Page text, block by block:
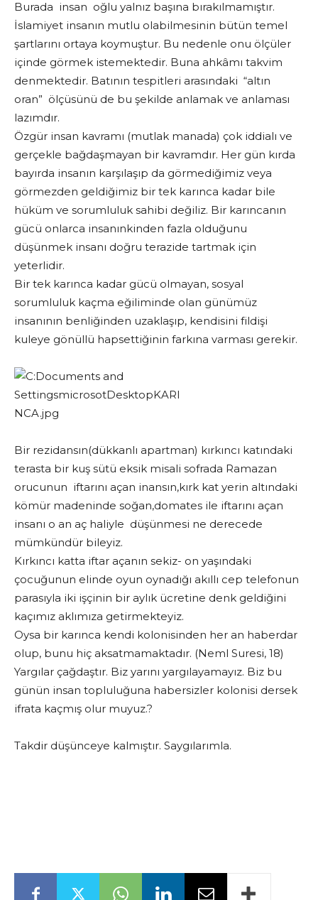
Burada insan oğlu yalnız başına bırakılmamıştır.
İslamiyet insanın mutlu olabilmesinin bütün temel
şartlarını ortaya koymuştur. Bu nedenle onu ölçüler
içinde görmek istemektedir. Buna ahkâmı takvim
denmektedir. Batının tespitleri arasındaki “altın
oran” ölçüsünü de bu şekilde anlamak ve anlaması
lazımdır.
Özgür insan kavramı (mutlak manada) çok iddialı ve
gerçekle bağdaşmayan bir kavramdır. Her gün kırda
bayırda insanın karşılaşıp da görmediğimiz veya
görmezden geldiğimiz bir tek karınca kadar bile
hüküm ve sorumluluk sahibi değiliz. Bir karıncanın
gücü onlarca insanınkinden fazla olduğunu
düşünmek insanı doğru terazide tartmak için
yeterlidir.
Bir tek karınca kadar gücü olmayan, sosyal
sorumluluk kaçma eğiliminde olan günümüz
insanının benliğinden uzaklaşıp, kendisini fildişi
kuleye gönüllü hapsettiğinin farkına varması gerekir.
Bir rezidansın(dükkanlı apartman) kırkıncı katındaki
terasta bir kuş sütü eksik misali sofrada Ramazan
orucunun iftarını açan inansın,kırk kat yerin altındaki
kömür madeninde soğan,domates ile iftarını açan
insanı o an aç haliyle düşünmesi ne derecede
mümkündür bileyiz.
Kırkıncı katta iftar açanın sekiz- on yaşındaki
çocuğunun elinde oyun oynadığı akıllı cep telefonun
parasıyla iki işçinin bir aylık ücretine denk geldiğini
kaçımız aklımıza getirmekteyiz.
Oysa bir karınca kendi kolonisinden her an haberdar
olup, bunu hiç aksatmamaktadır. (Neml Suresi, 18)
Yargılar çağdaştır. Biz yarını yargılayamayız. Biz bu
günün insan topluluğuna habersizler kolonisi dersek
ifrata kaçmış olur muyuz.?
Takdir düşünceye kalmıştır. Saygılarımla.